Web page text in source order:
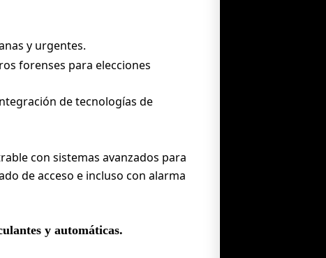
y urgentes.
forenses para elecciones
de tecnologías de
con sistemas avanzados para
de acceso e incluso con alarma
y automáticas.